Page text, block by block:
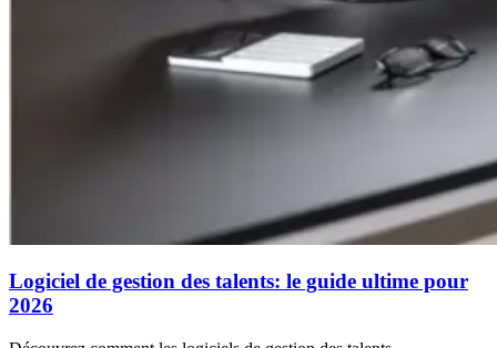
Logiciel de gestion des talents: le guide ultime pour
2026